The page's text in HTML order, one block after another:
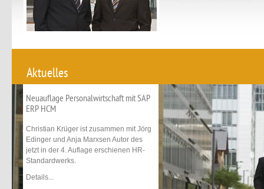
Aktuelles
Neuauflage Personalwirtschaft mit SAP
ERP HCM
Christian Krüger ist zusammen mit Jörg
Edinger und Anja Marxsen Autor des
jetzt in der 4. Auflage erschienen HR-
Standardwerks.
Details...